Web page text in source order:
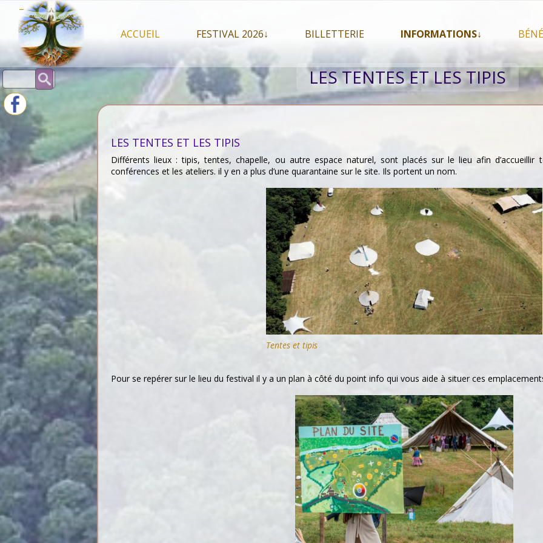
content
–
ACCUEIL
FESTIVAL 2026↓
Programme Juillet 2026
Intervenants 2026
Stands artisans 2026
BILLETTERIE
Mon compte
INFORMATIONS↓
Présentation du festival
En savoir plus . . .
Le
Informations pratiques
Rechercher : LES TENTES ET LES TIPIS
LES TENTES ET LES TIPIS
Différents lieux : tipis, tentes, chapelle, ou autre espace naturel, sont placés sur le lieu afin d’accueillir
conférences et les ateliers. il y en a plus d’une quarantaine sur le site. Ils portent un nom.
Tentes et tipis
Pour se repérer sur le lieu du festival il y a un plan à côté du point info qui vous aide à situer ces